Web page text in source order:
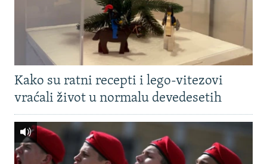
Kako su ratni recepti i lego-vitezovi
vraćali život u normalu devedesetih